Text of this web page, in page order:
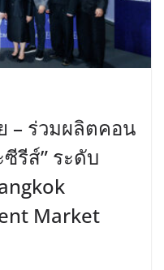
– ร่วมผลิตคอน
รีส์” ระดับ
Market